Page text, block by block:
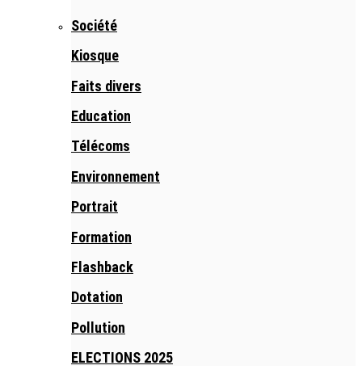
Société
Kiosque
Faits divers
Education
Télécoms
Environnement
Portrait
Formation
Flashback
Dotation
Pollution
ELECTIONS 2025